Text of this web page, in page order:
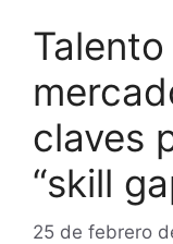
claves
“skill
25 de febrero